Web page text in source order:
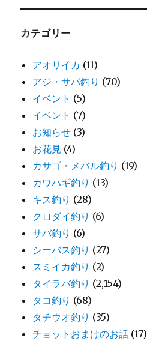
カテゴリー
アオリイカ (11)
アジ・サバ釣り (70)
イベント (5)
イベント (7)
お知らせ (3)
お花見 (4)
カサゴ・メバル釣り (19)
カワハギ釣り (13)
キス釣り (28)
クロダイ釣り (6)
サバ釣り (6)
シーバス釣り (27)
スミイカ釣り (2)
タイラバ釣り (2,154)
タコ釣り (68)
タチウオ釣り (35)
チョットおまけのお話 (17)